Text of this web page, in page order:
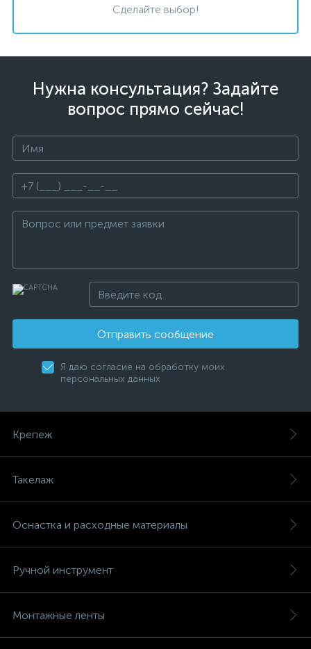
Сделайте выбор!
Нужна консультация? Задайте
вопрос прямо сейчас!
Отправить сообщение
Я даю согласие на обработку моих
персональных данных
Крепеж
Такелаж
Оснастка и расходные материалы
Ручной инструмент
Монтажные ленты